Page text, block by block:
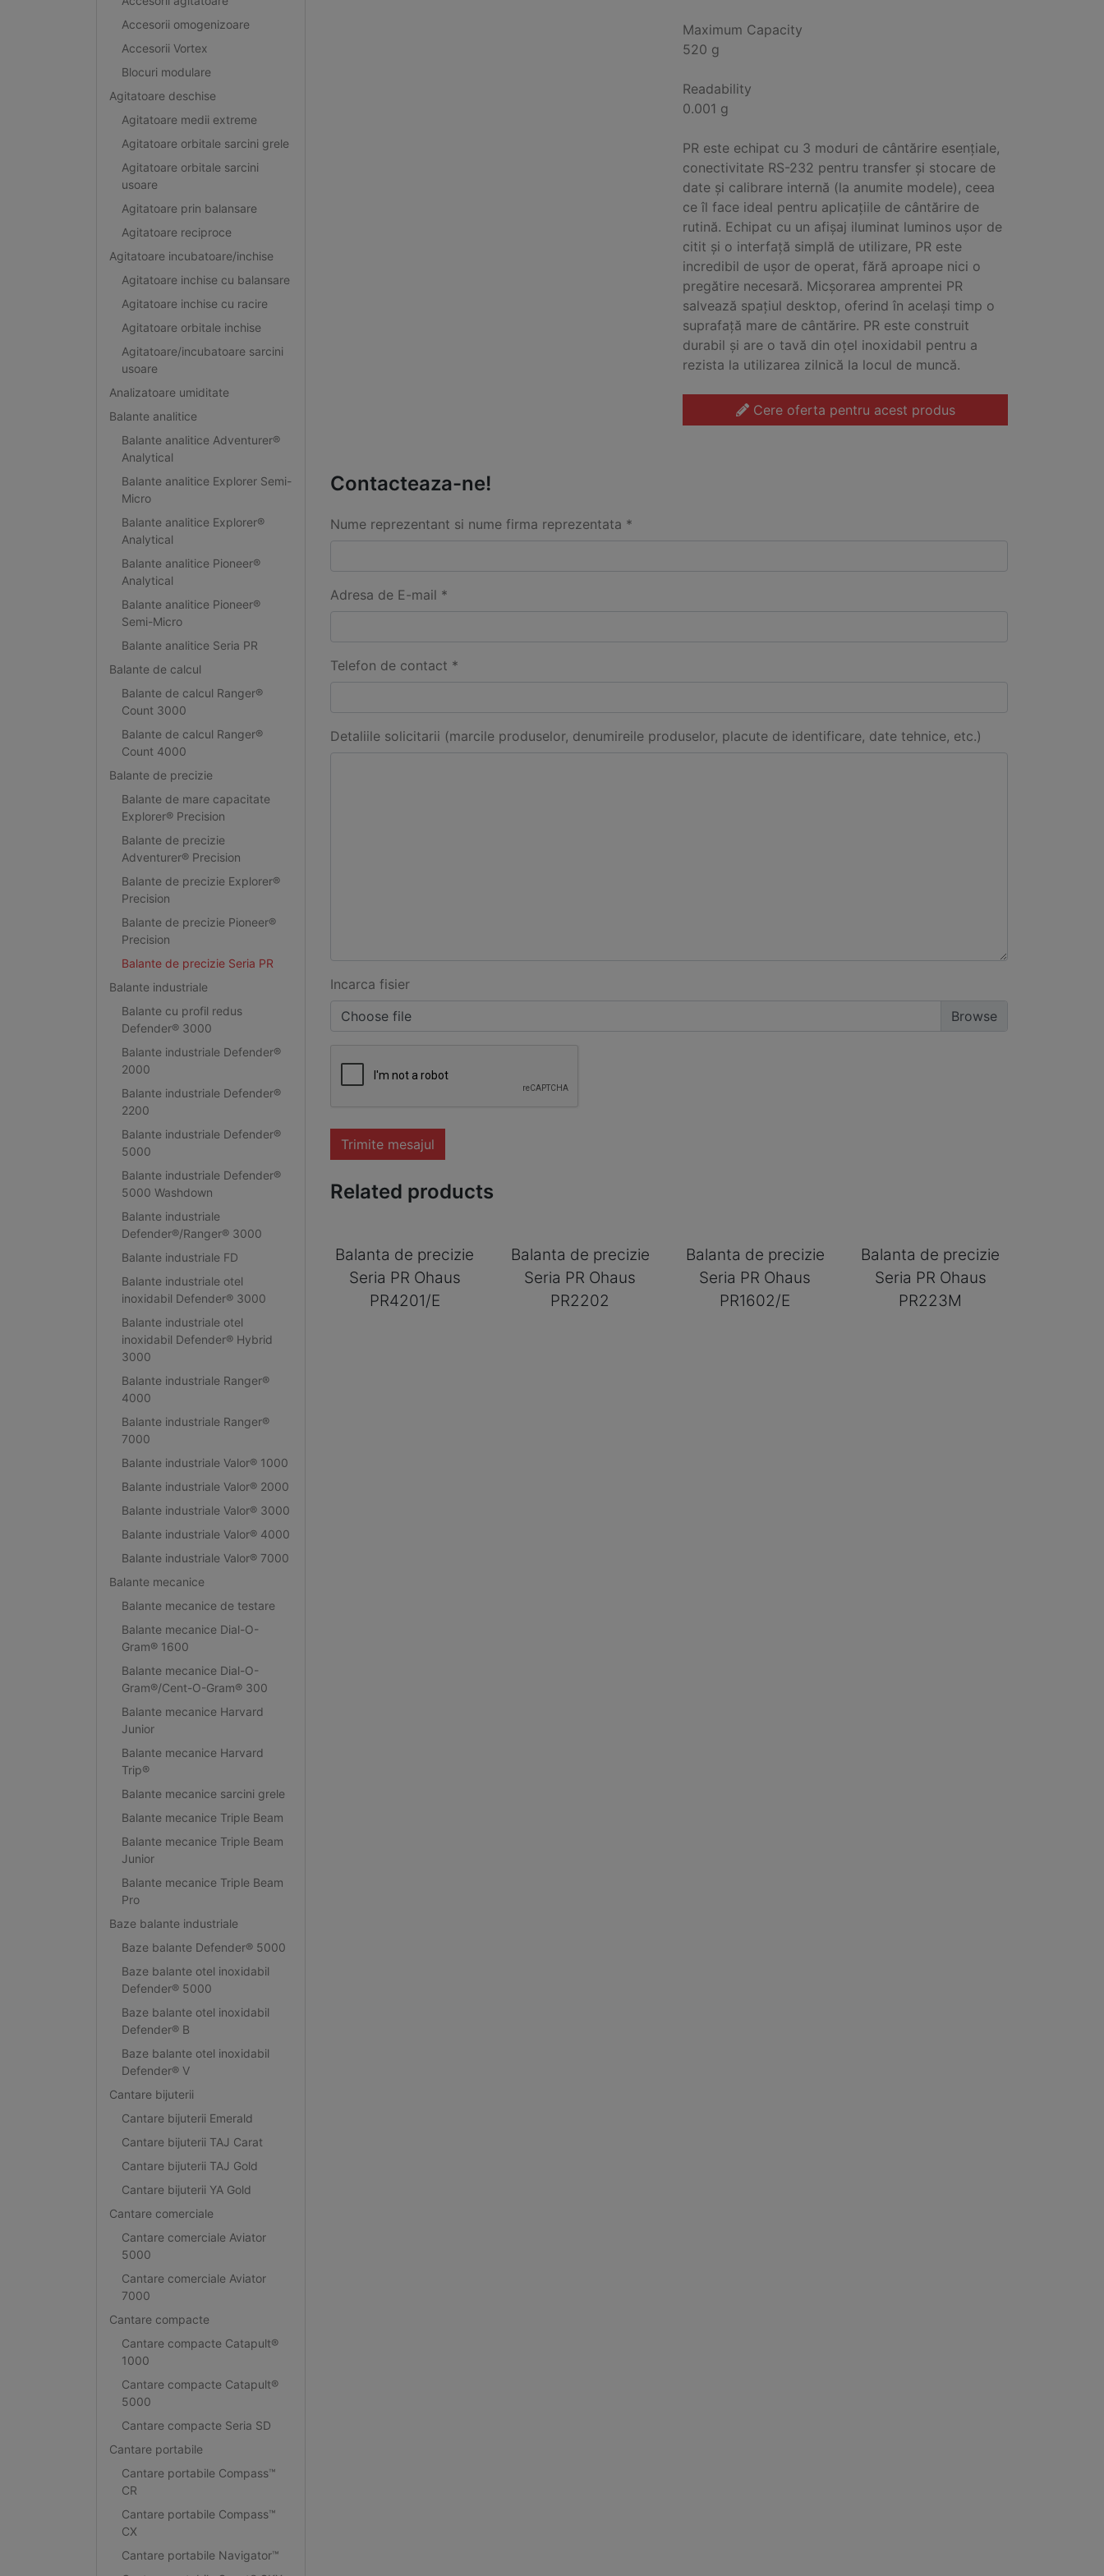
Accesorii omogenizoare
Accesorii Vortex
Blocuri modulare
Agitatoare deschise
Agitatoare medii extreme
Agitatoare orbitale sarcini grele
Agitatoare orbitale sarcini
usoare
Agitatoare prin balansare
Agitatoare reciproce
Agitatoare incubatoare/inchise
Agitatoare inchise cu balansare
Agitatoare inchise cu racire
Agitatoare orbitale inchise
Agitatoare/incubatoare sarcini
usoare
Analizatoare umiditate
Balante analitice
Balante analitice Adventurer®
Analytical
Balante analitice Explorer Semi-
Micro
Balante analitice Explorer®
Analytical
Balante analitice Pioneer®
Analytical
Balante analitice Pioneer®
Semi-Micro
Balante analitice Seria PR
Balante de calcul
Balante de calcul Ranger®
Count 3000
Balante de calcul Ranger®
Count 4000
Balante de precizie
Balante de mare capacitate
Explorer® Precision
Balante de precizie
Adventurer® Precision
Balante de precizie Explorer®
Precision
Balante de precizie Pioneer®
Precision
Balante de precizie Seria PR
Balante industriale
Balante cu profil redus
Defender® 3000
Balante industriale Defender®
2000
Balante industriale Defender®
2200
Balante industriale Defender®
5000
Balante industriale Defender®
5000 Washdown
Balante industriale
Defender®/Ranger® 3000
Balante industriale FD
Balante industriale otel
inoxidabil Defender® 3000
Balante industriale otel
inoxidabil Defender® Hybrid
3000
Balante industriale Ranger®
4000
Balante industriale Ranger®
7000
Balante industriale Valor® 1000
Balante industriale Valor® 2000
Balante industriale Valor® 3000
Balante industriale Valor® 4000
Balante industriale Valor® 7000
Balante mecanice
Balante mecanice de testare
Balante mecanice Dial-O-
Gram® 1600
Balante mecanice Dial-O-
Gram®/Cent-O-Gram® 300
Balante mecanice Harvard
Junior
Balante mecanice Harvard
Trip®
Balante mecanice sarcini grele
Balante mecanice Triple Beam
Balante mecanice Triple Beam
Junior
Balante mecanice Triple Beam
Pro
Baze balante industriale
Baze balante Defender® 5000
Baze balante otel inoxidabil
Defender® 5000
Baze balante otel inoxidabil
Defender® B
Baze balante otel inoxidabil
Defender® V
Cantare bijuterii
Cantare bijuterii Emerald
Cantare bijuterii TAJ Carat
Cantare bijuterii TAJ Gold
Cantare bijuterii YA Gold
Cantare comerciale
Cantare comerciale Aviator
5000
Cantare comerciale Aviator
7000
Cantare compacte
Cantare compacte Catapult®
1000
Cantare compacte Catapult®
5000
Cantare compacte Seria SD
Cantare portabile
Cantare portabile Compass™
CR
Cantare portabile Compass™
CX
Cantare portabile Navigator™
Maximum Capacity
520 g
Readability
0.001 g
PR este echipat cu 3 moduri de cântărire esențiale,
conectivitate RS-232 pentru transfer și stocare de
date și calibrare internă (la anumite modele), ceea
ce îl face ideal pentru aplicațiile de cântărire de
rutină. Echipat cu un afișaj iluminat luminos ușor de
citit și o interfață simplă de utilizare, PR este
incredibil de ușor de operat, fără aproape nici o
pregătire necesară. Micșorarea amprentei PR
salvează spațiul desktop, oferind în același timp o
suprafață mare de cântărire. PR este construit
durabil și are o tavă din oțel inoxidabil pentru a
rezista la utilizarea zilnică la locul de muncă.
Cere oferta pentru acest produs
Contacteaza-ne!
Nume reprezentant si nume firma reprezentata *
Adresa de E-mail *
Telefon de contact *
Detaliile solicitarii (marcile produselor, denumireile produselor, placute de identificare, date tehnice, etc.)
Incarca fisier
Choose file
Trimite mesajul
Related products
Balanta de precizie
Seria PR Ohaus
PR4201/E
Balanta de precizie
Seria PR Ohaus
PR2202
Balanta de precizie
Seria PR Ohaus
PR1602/E
Balanta de precizie
Seria PR Ohaus
PR223M